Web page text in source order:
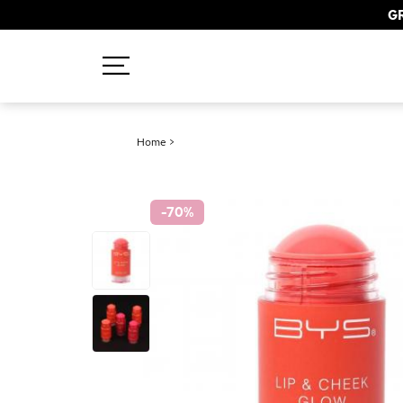
Home >
-70%
Palette
Solaire
Brumes
Blush
Rouge à Lèvres